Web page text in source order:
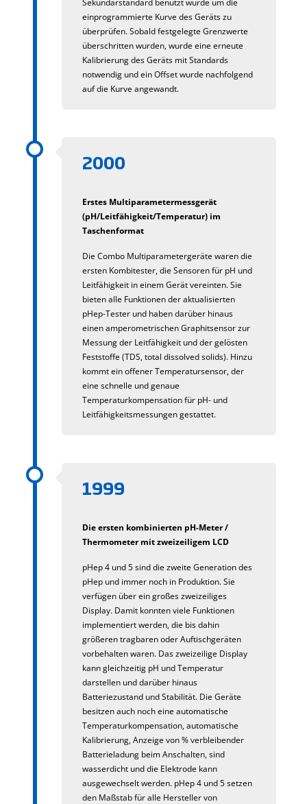
einprogrammierte Kurve des Geräts zu
überprüfen. Sobald festgelegte Grenzwerte
überschritten wurden, wurde eine erneute
Kalibrierung des Geräts mit Standards
notwendig und ein Offset wurde nachfolgend
auf die Kurve angewandt.
2000
Erstes Multiparametermessgerät
(pH/Leitfähigkeit/Temperatur) im
Taschenformat
Die Combo Multiparametergeräte waren die
ersten Kombitester, die Sensoren für pH und
Leitfähigkeit in einem Gerät vereinten. Sie
bieten alle Funktionen der aktualisierten
pHep-Tester und haben darüber hinaus
einen amperometrischen Graphitsensor zur
Messung der Leitfähigkeit und der gelösten
Feststoffe (TDS, total dissolved solids). Hinzu
kommt ein offener Temperatursensor, der
eine schnelle und genaue
Temperaturkompensation für pH- und
Leitfähigkeitsmessungen gestattet.
1999
Die ersten kombinierten pH-Meter /
Thermometer mit zweizeiligem LCD
pHep 4 und 5 sind die zweite Generation des
pHep und immer noch in Produktion. Sie
verfügen über ein großes zweizeiliges
Display. Damit konnten viele Funktionen
implementiert werden, die bis dahin
größeren tragbaren oder Auftischgeräten
vorbehalten waren. Das zweizeilige Display
kann gleichzeitig pH und Temperatur
darstellen und darüber hinaus
Batteriezustand und Stabilität. Die Geräte
besitzen auch noch eine automatische
Temperaturkompensation, automatische
Kalibrierung, Anzeige von % verbleibender
Batterieladung beim Anschalten, sind
wasserdicht und die Elektrode kann
ausgewechselt werden. pHep 4 und 5 setzen
den Maßstab für alle Hersteller von